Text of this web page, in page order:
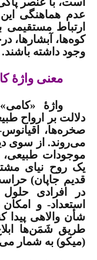
عدم هماهنگی
ارتباط
کوه‌ها، آبشارها،
وجود داشته باشند.
معنی واژۀ
واژۀ
دلالت بر ارواح
صخره‌ها،
می‌روند. از سوی
موجودات طبیعی،
یک روح نیای
قدیم جاپان)
در افرادی حلول
استعداد- و
شأن والاهی پیدا
طریق شَمَن‌ها
(میکو) به شمار